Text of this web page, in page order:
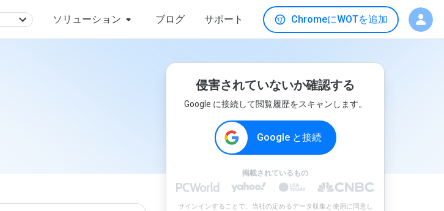
ソリューション ブログ サポート ChromeにWOTを追加
侵害されていないか確認する
Google に接続して閲覧履歴をスキャンします。
Google と接続
掲載されているもの
サインインすることで、当社の定めるデータ収集と使用に同意し